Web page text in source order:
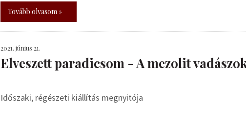
Tovább olvasom »
2021. június 21.
Elveszett paradicsom - A mezolit
Időszaki, régészeti kiállítás megnyitója